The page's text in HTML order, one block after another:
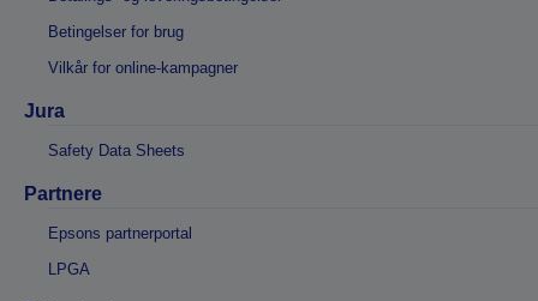
Betingelser for brug
Vilkår for online-kampagner
Jura
Safety Data Sheets
Partnere
Epsons partnerportal
LPGA